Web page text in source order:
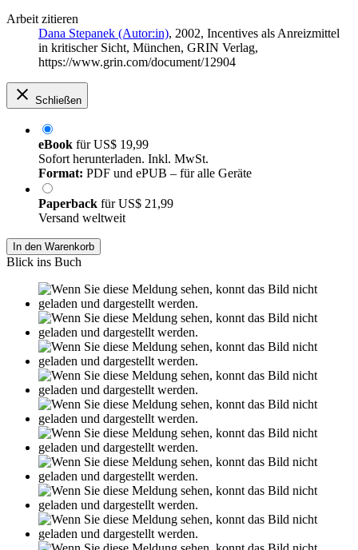
Arbeit zitieren
Dana Stepanek (Autor:in), 2002, Incentives als Anreizmittel
in kritischer Sicht, München, GRIN Verlag,
https://www.grin.com/document/12904
Schließen
eBook fürUS$ 19,99
Sofort herunterladen. Inkl. MwSt.
Format: PDF und ePUB – für alle Geräte
Paperback fürUS$ 21,99
Versand weltweit
In den Warenkorb
Blick ins Buch
Leseprobe aus 40 Seiten
Grin.com
Versand
Kontakt
Datenschutz
AGB